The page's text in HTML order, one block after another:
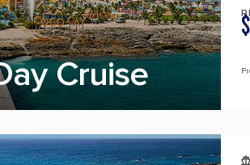
Cruise
$